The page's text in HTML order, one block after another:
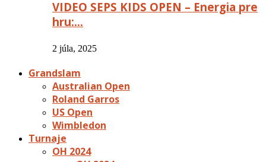
VIDEO SEPS KIDS OPEN – Energia pre
hru:…
2 júla, 2025
Grandslam
Australian Open
Roland Garros
US Open
Wimbledon
Turnaje
OH 2024